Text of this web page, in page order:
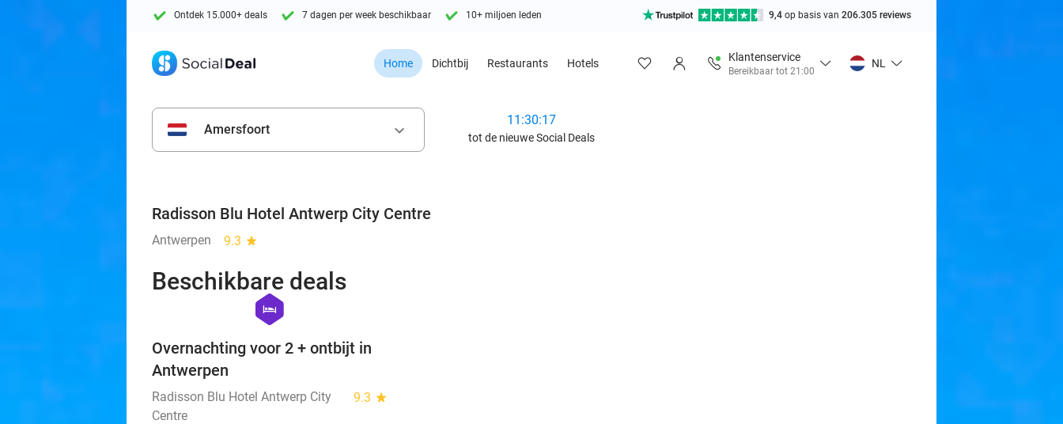
Ontdek 15.000+ deals 7 dagen per week beschikbaar 10+ miljoen leden 9,4 op basis van 206.305 reviews
Home Dichtbij Restaurants Hotels
Klantenservice
Bereikbaar tot 21:00
NL
Amersfoort keyboard_arrow_down
11:30:16
tot de nieuwe Social Deals
Radisson Blu Hotel Antwerp City Centre
Antwerpen 9.3 star
Beschikbare deals
hexagon
hotel
Overnachting voor 2 + ontbijt in
Antwerpen
Radisson Blu Hotel Antwerp City
Centre
9.3 star